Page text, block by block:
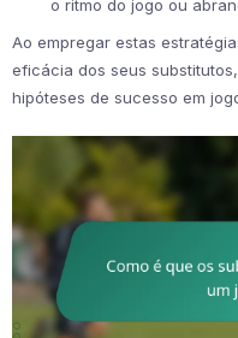
o ritmo do jogo ou
Ao empregar estas
eficácia dos seus
hipóteses de sucesso em